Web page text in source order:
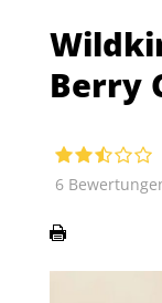
Berry
6